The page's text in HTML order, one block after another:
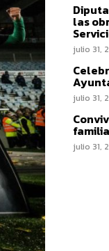
las
julio 31,
julio 31,
julio 31,